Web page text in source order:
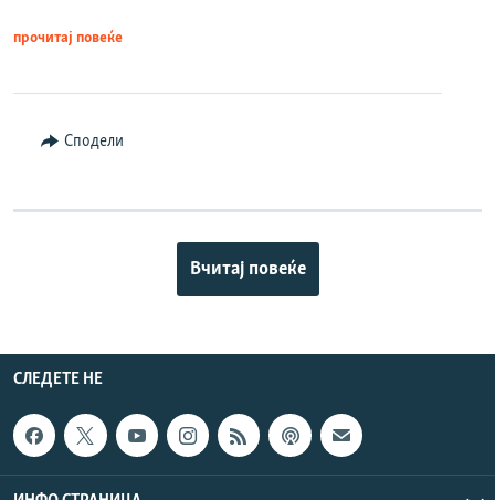
прочитај повеќе
Сподели
Вчитај повеќе
СЛЕДЕТЕ НЕ